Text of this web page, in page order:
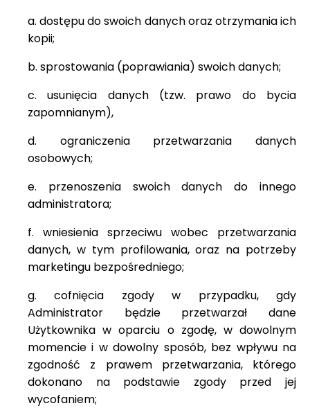
a. dostępu do swoich danych oraz otrzymania ich
kopii;
b. sprostowania (poprawiania) swoich danych;
c. usunięcia danych (tzw. prawo do bycia
zapomnianym),
d. ograniczenia przetwarzania danych
osobowych;
e. przenoszenia swoich danych do innego
administratora;
f. wniesienia sprzeciwu wobec przetwarzania
danych, w tym profilowania, oraz na potrzeby
marketingu bezpośredniego;
g. cofnięcia zgody w przypadku, gdy
Administrator będzie przetwarzał dane
Użytkownika w oparciu o zgodę, w dowolnym
momencie i w dowolny sposób, bez wpływu na
zgodność z prawem przetwarzania, którego
dokonano na podstawie zgody przed jej
wycofaniem;